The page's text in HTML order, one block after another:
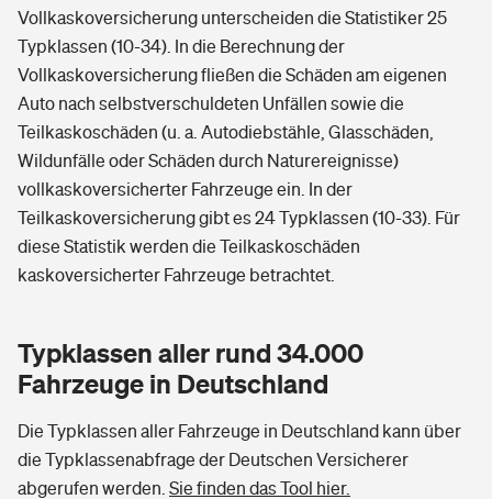
Vollkaskoversicherung unterscheiden die Statistiker 25
Typklassen (10-34). In die Berechnung der
Vollkaskoversicherung fließen die Schäden am eigenen
Auto nach selbstverschuldeten Unfällen sowie die
Teilkaskoschäden (u. a. Autodiebstähle, Glasschäden,
Wildunfälle oder Schäden durch Naturereignisse)
vollkaskoversicherter Fahrzeuge ein. In der
Teilkaskoversicherung gibt es 24 Typklassen (10-33). Für
diese Statistik werden die Teilkaskoschäden
kaskoversicherter Fahrzeuge betrachtet.
Typklassen aller rund 34.000
Fahrzeuge in Deutschland
Die Typklassen aller Fahrzeuge in Deutschland kann über
die Typklassenabfrage der Deutschen Versicherer
abgerufen werden. Sie finden das Tool hier.